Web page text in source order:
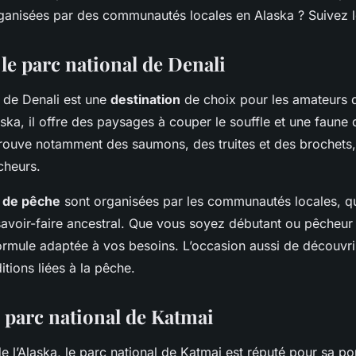
en Alaska ?
par des communautés locales en Alaska ? Suivez
parc national de Denali
Denali est une destination de choix pour les amateurs
il offre des paysages à couper le souffle et une faune
notamment des saumons, des truites et des
pêche sont organisées par les communautés locales,
faire ancestral. Que vous soyez débutant ou
adaptée à vos besoins. L’occasion aussi de
liées à la pêche.
national de Katmai
l’Alaska, le parc national de Katmai est réputé pour sa